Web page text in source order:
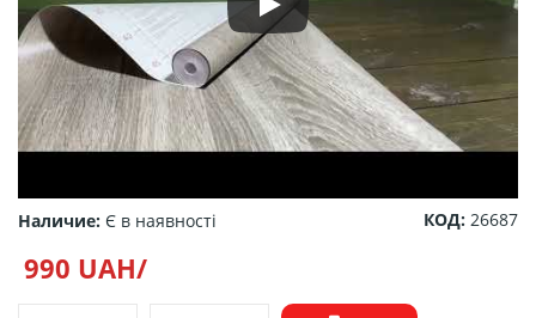
Наличие: Є в наявності КОД: 26687
990 UAH/